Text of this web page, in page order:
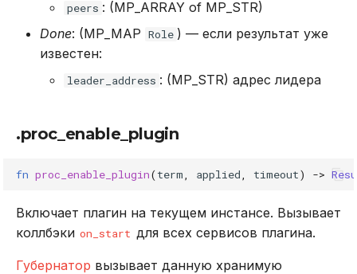
peers : (MP_ARRAY of MP_STR)
Done: (MP_MAP Role ) — если результат уже
известен:
leader_address : (MP_STR) адрес лидера
.proc_enable_plugin
fn proc_enable_plugin(term applied timeout) ->
Включает плагин на текущем инстансе. Вызывает
коллбэки on_start для всех сервисов плагина.
Губернатор вызывает данную хранимую